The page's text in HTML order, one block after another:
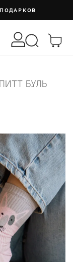
БУЛЬ